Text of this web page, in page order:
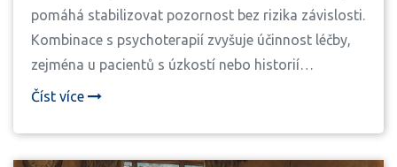
pomáhá stabilizovat pozornost bez rizika závislosti.
Kombinace s psychoterapií zvyšuje účinnost léčby,
zejména u pacientů s úzkostí nebo historií
závislosti.
Číst více